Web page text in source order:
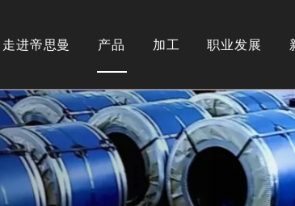
走进帝思曼
司简介
载
产品
锈钢类型
氏体
素体
马氏体
相钢
加工
剪
处理
表面处理
职业发展